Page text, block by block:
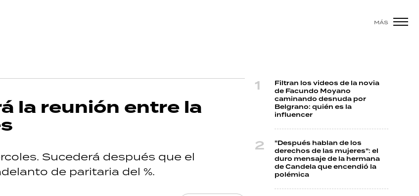
MÁS
la reunión entre la
Sucederá después que el
de paritaria del %.
Filtran los videos de la novia
de Facundo Moyano
caminando desnuda por
Belgrano: quién es la
influencer
"Después hablan de los
derechos de las mujeres": el
duro mensaje de la hermana
de Candela que encendió la
polémica